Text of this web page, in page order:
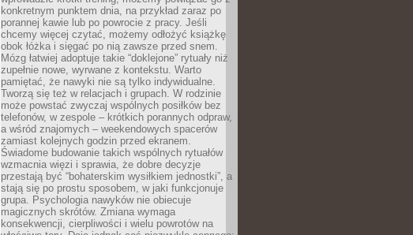
konkretnym punktem dnia, na przykład zaraz po
porannej kawie lub po powrocie z pracy. Jeśli
chcemy więcej czytać, możemy odłożyć książkę
obok łóżka i sięgać po nią zawsze przed snem.
Mózg łatwiej adoptuje takie “doklejone” rytuały niż
zupełnie nowe, wyrwane z kontekstu. Warto
pamiętać, że nawyki nie są tylko indywidualne.
Tworzą się też w relacjach i grupach. W rodzinie
może powstać zwyczaj wspólnych posiłków bez
telefonów, w zespole – krótkich porannych odpraw,
a wśród znajomych – weekendowych spacerów
zamiast kolejnych godzin przed ekranem.
Świadome budowanie takich wspólnych rytuałów
wzmacnia więzi i sprawia, że dobre decyzje
przestają być “bohaterskim wysiłkiem jednostki”, a
stają się po prostu sposobem, w jaki funkcjonuje
grupa. Psychologia nawyków nie obiecuje
magicznych skrótów. Zmiana wymaga
konsekwencji, cierpliwości i wielu powrotów na